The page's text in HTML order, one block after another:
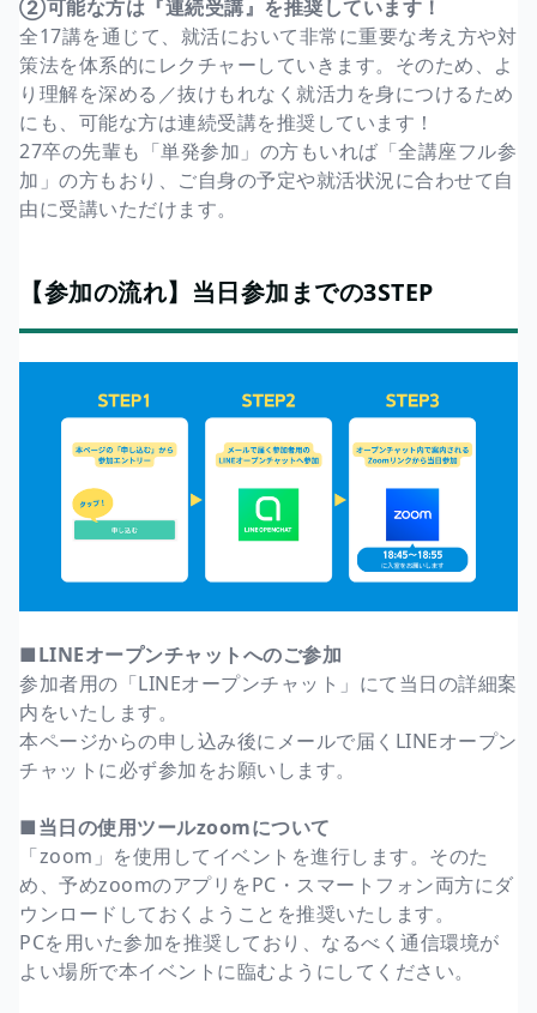
②可能な方は『連続受講』を推奨しています！
全17講を通じて、就活において非常に重要な考え方や対
策法を体系的にレクチャーしていきます。そのため、よ
り理解を深める／抜けもれなく就活力を身につけるため
にも、可能な方は連続受講を推奨しています！
27卒の先輩も「単発参加」の方もいれば「全講座フル参
加」の方もおり、ご自身の予定や就活状況に合わせて自
由に受講いただけます。
【参加の流れ】当日参加までの3STEP
■LINEオープンチャットへのご参加
参加者用の「LINEオープンチャット」にて当日の詳細案
内をいたします。
本ページからの申し込み後にメールで届くLINEオープン
チャットに必ず参加をお願いします。
■当日の使用ツールzoomについて
「zoom」を使用してイベントを進行します。そのた
め、予めzoomのアプリをPC・スマートフォン両方にダ
ウンロードしておくようことを推奨いたします。
PCを用いた参加を推奨しており、なるべく通信環境が
よい場所で本イベントに臨むようにしてください。